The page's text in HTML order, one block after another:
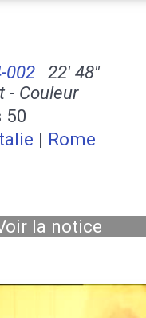
002
22' 48''
Couleur
50
| Rome
la notice